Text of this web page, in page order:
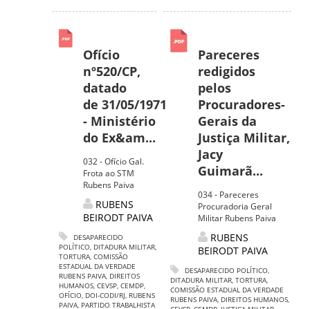
Ofício
nº520/CP,
datado
de 31/05/1971
- Ministério
do Ex&am...
032 - Ofício Gal.
Frota ao STM
Rubens Paiva
RUBENS
BEIRODT PAIVA
DESAPARECIDO
POLÍTICO, DITADURA MILITAR,
TORTURA, COMISSÃO
ESTADUAL DA VERDADE
RUBENS PAIVA, DIREITOS
HUMANOS, CEVSP, CEMDP,
OFÍCIO, DOI-CODI/RJ, RUBENS
PAIVA, PARTIDO TRABALHISTA
Pareceres
redigidos
pelos
Procuradores-
Gerais da
Justiça Militar,
Jacy
Guimarã...
034 - Pareceres
Procuradoria Geral
Militar Rubens Paiva
RUBENS
BEIRODT PAIVA
DESAPARECIDO POLÍTICO,
DITADURA MILITAR, TORTURA,
COMISSÃO ESTADUAL DA VERDADE
RUBENS PAIVA, DIREITOS HUMANOS,